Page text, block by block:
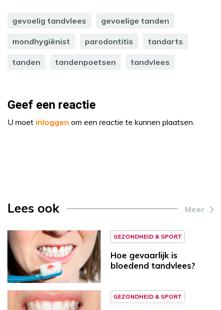
gevoelig tandvlees gevoelige tanden
mondhygiënist parodontitis tandarts
tanden tandenpoetsen tandvlees
Geef een reactie
U moet inloggen om een reactie te kunnen plaatsen.
Lees ook Meer
GEZONDHEID & SPORT
Hoe gevaarlijk is
bloedend tandvlees?
GEZONDHEID & SPORT